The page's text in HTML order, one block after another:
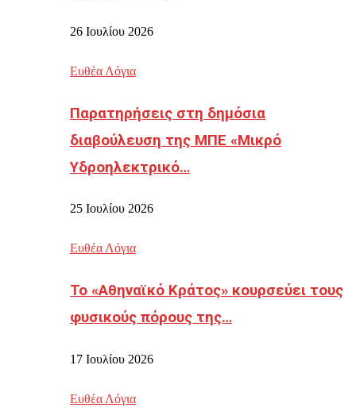
26 Ιουλίου 2026
Ευθέα Λόγια
Παρατηρήσεις στη δημόσια
διαβούλευση της ΜΠΕ «Μικρό
Υδροηλεκτρικό…
25 Ιουλίου 2026
Ευθέα Λόγια
Το «Αθηναϊκό Κράτος» κουρσεύει τους
φυσικούς πόρους της…
17 Ιουλίου 2026
Ευθέα Λόγια